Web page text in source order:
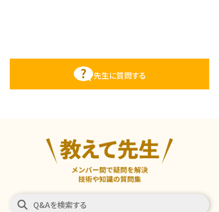
先生に質問する